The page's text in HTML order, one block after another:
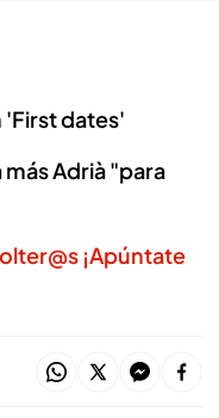
'First dates'
Adrià "para
¡Apúntate